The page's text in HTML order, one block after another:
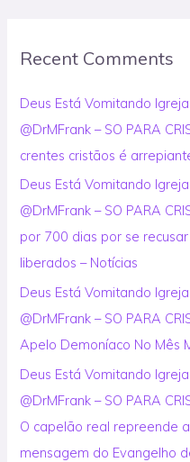
Recent Comments
Deus Está Vomitando
@DrMFrank – SO PARA
crentes cristãos é
Deus Está Vomitando
@DrMFrank – SO PARA
por 700 dias por se
liberados – Notícias
Deus Está Vomitando
@DrMFrank – SO PARA
Apelo Demoníaco No Mês
Deus Está Vomitando
@DrMFrank – SO PARA
O capelão real repreende
mensagem do Evangelho